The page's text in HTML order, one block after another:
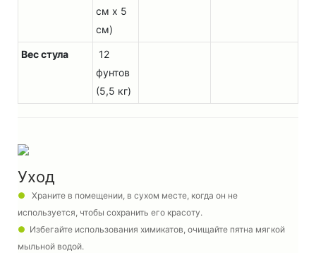
см x 5
см)
Вес стула
12
фунтов
(5,5 кг)
Уход
●
Храните в помещении, в сухом месте, когда он не
используется, чтобы сохранить его красоту.
● Избегайте использования химикатов, очищайте пятна мягкой
мыльной водой.